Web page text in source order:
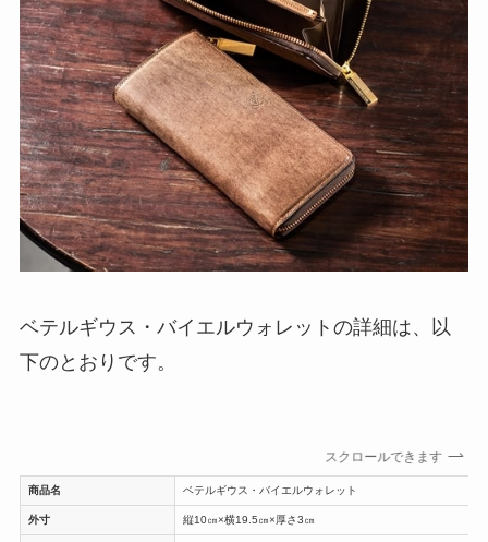
ベテルギウス・バイエルウォレットの詳細は、以
下のとおりです。
スクロールできます
商品名 ベテルギウス・バイエルウォレット
外寸 縦10㎝×横19.5㎝×厚さ3㎝